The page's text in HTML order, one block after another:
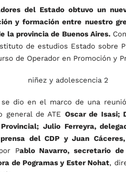
del Estado obtuvo un
y formación entre nuestro
la provincia de Buenos Aires.
de estudios Estado sobre
de Operador en Promoción y
dio en el marco de una
general de ATE Oscar de Isasi;
Julio Ferreyra,
del CDP y Juan
Pablo Navarro, secretario
de Pogramas y Ester Nohat,